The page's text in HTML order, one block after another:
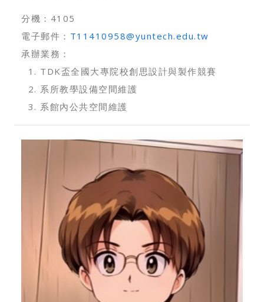
分機：4105
電子郵件： T11410958@yuntech.edu.tw
承辦業務：
TDK盃全國大專院校創思設計與製作競賽
系所教學設備空間維護
系館內公共空間維護